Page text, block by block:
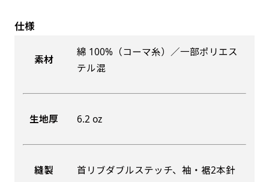
仕様
素材
綿 100%（コーマ糸）／一部ポリエス
テル混
生地厚 6.2 oz
縫製 首リブダブルステッチ、袖・裾2本針
吊り下げ旗(30x42)
掛け軸のように吊り下げ式にします。上部に棒袋
際の装飾などにとてもお役立ち！
吊り下げ旗(42x30)
掛け軸のように吊り下げ式にします。上部に棒袋
際の装飾などにとてもお役立ち！